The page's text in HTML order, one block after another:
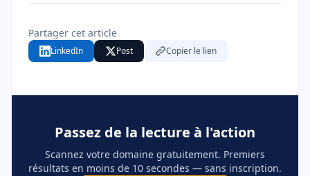
Partager cet article
LinkedIn Post Copier le lien
Passez de la lecture à l'action
Scannez votre domaine gratuitement. Premiers
résultats en moins de 10 secondes — sans inscription.